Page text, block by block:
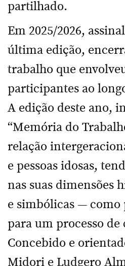
partilhado.
Em 2025/2026,
última edição,
trabalho que
participantes ao
A edição deste ano,
“Memória do
relação
e pessoas idosas,
nas suas dimensões
e simbólicas — como
para um processo
Concebido e
Midori e Ludgero